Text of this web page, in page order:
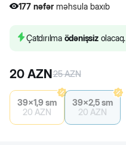
177 nəfər məhsula baxıb
177 nəfər məhsula baxıb
Çatdırılma ödənişsizolacaq.
20 AZN25AZN
39x1,9 sm
20 AZN
39x2,5 sm
20 AZN